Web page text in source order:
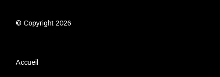
© Copyright 2026
Accueil